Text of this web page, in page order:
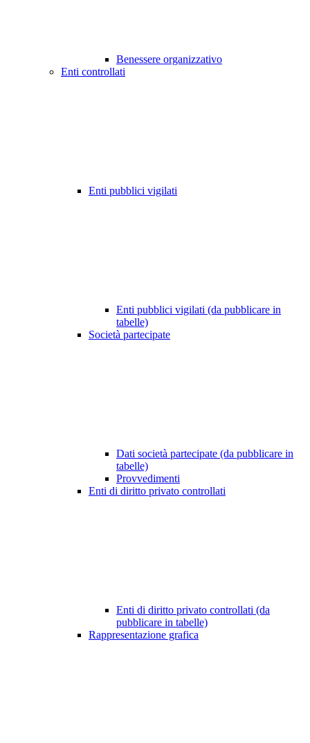
Benessere organizzativo
Enti controllati
Enti pubblici vigilati
Enti pubblici vigilati (da pubblicare in
tabelle)
Società partecipate
Dati società partecipate (da pubblicare in
tabelle)
Provvedimenti
Enti di diritto privato controllati
Enti di diritto privato controllati (da
pubblicare in tabelle)
Rappresentazione grafica